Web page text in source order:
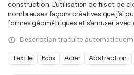
construction. L'utilisation de fils et de
nombreuses façons créatives que j'ai
formes géométriques et s'amuser avec
Description traduite
Textile Bois Acier Abstraction